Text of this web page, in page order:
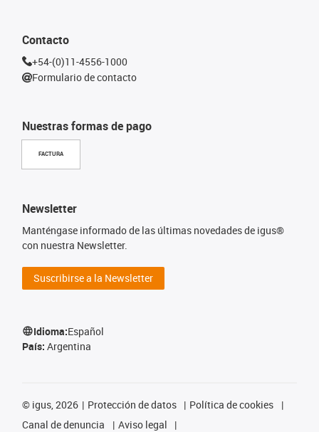
Nuestras formas de pago
FACTURA
Contacto
+54-(0)11-4556-1000
Formulario de contacto
Newsletter
Manténgase informado de las últimas novedades de igus®
con nuestra Newsletter.
Suscribirse a la Newsletter
Idioma:Español
País: Argentina
© igus, 2026 Protección de datos
Política de cookies
Canal de denuncia
Aviso legal